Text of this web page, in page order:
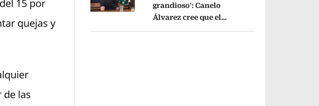
15 por
quejas y
de las
Opens in new window
grandioso’: Canelo
Álvarez cree que el